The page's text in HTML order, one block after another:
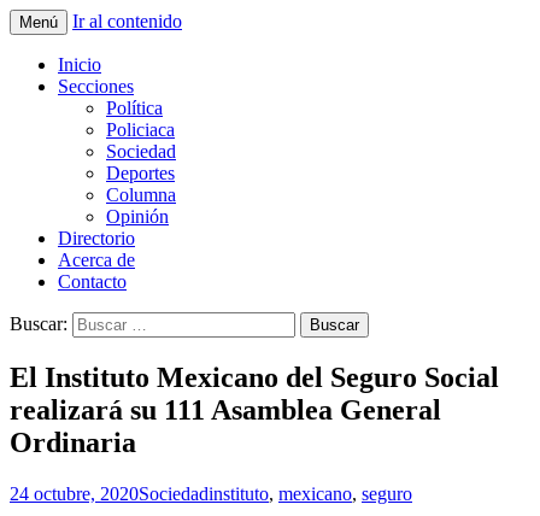
La Yunta de Tepic
Menú Ir al contenido
Inicio
Secciones
Política
Policiaca
Sociedad
Deportes
Columna
Opinión
Directorio
Acerca de
Contacto
Buscar:
El Instituto Mexicano del Seguro Social
realizará su 111 Asamblea General
Ordinaria
24 octubre, 2020Sociedadinstituto, mexicano, seguro